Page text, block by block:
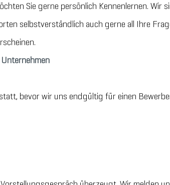
Sie gerne persönlich Kennenlernen. Wir
selbstverständlich auch gerne all Ihre
bevor wir uns endgültig für einen